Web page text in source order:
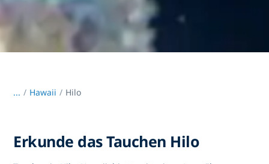
... / Hawaii Hilo
Erkunde das Tauchen Hilo